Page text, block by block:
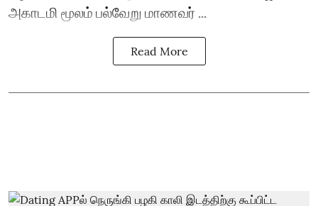
அகாடமி மூலம் பல்வேறு மாணவர் ...
Read More